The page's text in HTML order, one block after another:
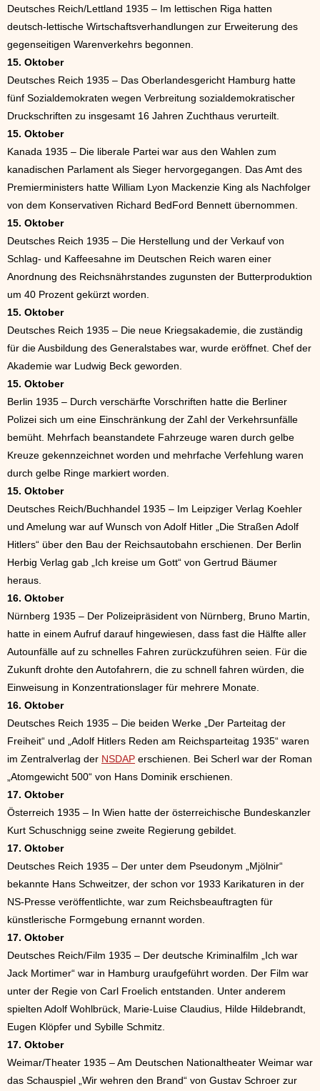
Deutsches Reich/Lettland 1935 – Im lettischen Riga hatten
deutsch-lettische Wirtschaftsverhandlungen zur Erweiterung des
gegenseitigen Warenverkehrs begonnen.
15. Oktober
Deutsches Reich 1935 – Das Oberlandesgericht Hamburg hatte
fünf Sozialdemokraten wegen Verbreitung sozialdemokratischer
Druckschriften zu insgesamt 16 Jahren Zuchthaus verurteilt.
15. Oktober
Kanada 1935 – Die liberale Partei war aus den Wahlen zum
kanadischen Parlament als Sieger hervorgegangen. Das Amt des
Premierministers hatte William Lyon Mackenzie King als Nachfolger
von dem Konservativen Richard BedFord Bennett übernommen.
15. Oktober
Deutsches Reich 1935 – Die Herstellung und der Verkauf von
Schlag- und Kaffeesahne im Deutschen Reich waren einer
Anordnung des Reichsnährstandes zugunsten der Butterproduktion
um 40 Prozent gekürzt worden.
15. Oktober
Deutsches Reich 1935 – Die neue Kriegsakademie, die zuständig
für die Ausbildung des Generalstabes war, wurde eröffnet. Chef der
Akademie war Ludwig Beck geworden.
15. Oktober
Berlin 1935 – Durch verschärfte Vorschriften hatte die Berliner
Polizei sich um eine Einschränkung der Zahl der Verkehrsunfälle
bemüht. Mehrfach beanstandete Fahrzeuge waren durch gelbe
Kreuze gekennzeichnet worden und mehrfache Verfehlung waren
durch gelbe Ringe markiert worden.
15. Oktober
Deutsches Reich/Buchhandel 1935 – Im Leipziger Verlag Koehler
und Amelung war auf Wunsch von Adolf Hitler „Die Straßen Adolf
Hitlers“ über den Bau der Reichsautobahn erschienen. Der Berlin
Herbig Verlag gab „Ich kreise um Gott“ von Gertrud Bäumer
heraus.
16. Oktober
Nürnberg 1935 – Der Polizeipräsident von Nürnberg, Bruno Martin,
hatte in einem Aufruf darauf hingewiesen, dass fast die Hälfte aller
Autounfälle auf zu schnelles Fahren zurückzuführen seien. Für die
Zukunft drohte den Autofahrern, die zu schnell fahren würden, die
Einweisung in Konzentrationslager für mehrere Monate.
16. Oktober
Deutsches Reich 1935 – Die beiden Werke „Der Parteitag der
Freiheit“ und „Adolf Hitlers Reden am Reichsparteitag 1935“ waren
im Zentralverlag der NSDAP erschienen. Bei Scherl war der Roman
„Atomgewicht 500“ von Hans Dominik erschienen.
17. Oktober
Österreich 1935 – In Wien hatte der österreichische Bundeskanzler
Kurt Schuschnigg seine zweite Regierung gebildet.
17. Oktober
Deutsches Reich 1935 – Der unter dem Pseudonym „Mjölnir“
bekannte Hans Schweitzer, der schon vor 1933 Karikaturen in der
NS-Presse veröffentlichte, war zum Reichsbeauftragten für
künstlerische Formgebung ernannt worden.
17. Oktober
Deutsches Reich/Film 1935 – Der deutsche Kriminalfilm „Ich war
Jack Mortimer“ war in Hamburg uraufgeführt worden. Der Film war
unter der Regie von Carl Froelich entstanden. Unter anderem
spielten Adolf Wohlbrück, Marie-Luise Claudius, Hilde Hildebrandt,
Eugen Klöpfer und Sybille Schmitz.
17. Oktober
Weimar/Theater 1935 – Am Deutschen Nationaltheater Weimar war
das Schauspiel „Wir wehren den Brand“ von Gustav Schroer zur